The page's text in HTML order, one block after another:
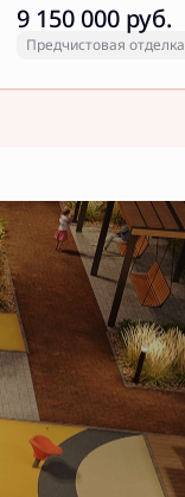
9 150 000 руб.
Предчистовая отделка